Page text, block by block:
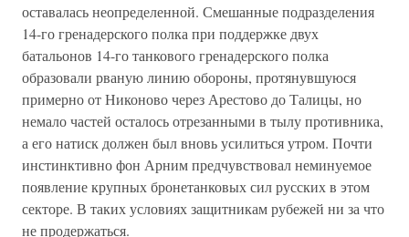
оставалась неопределенной. Смешанные подразделения
14-го гренадерского полка при поддержке двух
батальонов 14-го танкового гренадерского полка
образовали рваную линию обороны, протянувшуюся
примерно от Никоново через Арестово до Талицы, но
немало частей осталось отрезанными в тылу противника,
а его натиск должен был вновь усилиться утром. Почти
инстинктивно фон Арним предчувствовал неминуемое
появление крупных бронетанковых сил русских в этом
секторе. В таких условиях защитникам рубежей ни за что
не продержаться.